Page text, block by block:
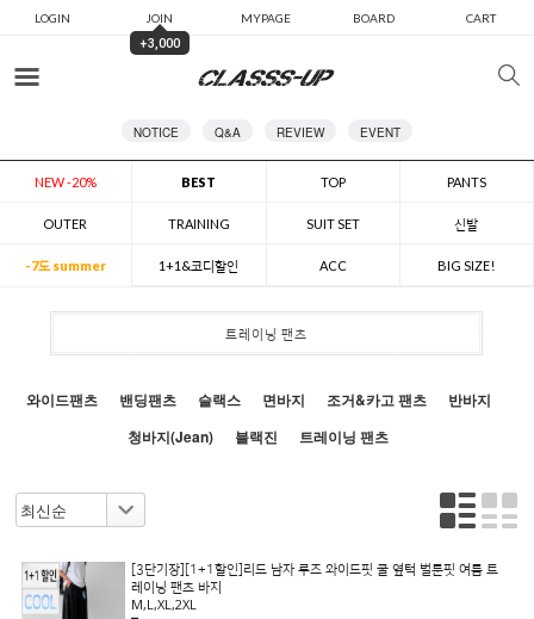
LOGIN JOIN MYPAGE BOARD CART
+3,000
NOTICE Q&A REVIEW EVENT
NEW -20% BEST TOP PANTS
OUTER TRAINING SUIT SET 신발
-7도 summer 1+1&코디할인 ACC BIG SIZE!
트레이닝 팬츠
와이드팬츠 밴딩팬츠 슬랙스 면바지 조거&카고 팬츠
반바지
청바지(Jean)
블랙진 트레이닝 팬츠
[3단기장][1+1할인]리드 남자 루즈 와이드핏 쿨 옆턱 벌룬핏 여름 트
레이닝 팬츠 바지
M,L,XL,2XL